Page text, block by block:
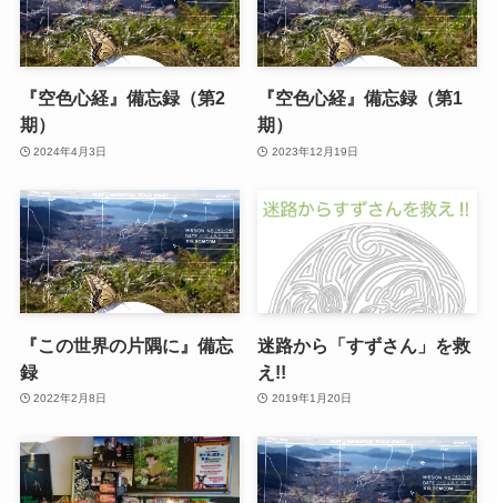
『空色心経』備忘録（第2
期）
2024年4月3日
『空色心経』備忘録（第1
期）
2023年12月19日
『この世界の片隅に』備忘
録
2022年2月8日
迷路から「すずさん」を救
え!!
2019年1月20日